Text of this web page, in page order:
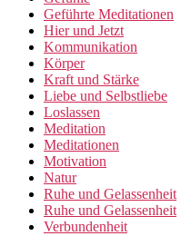
Geführte Meditationen
Hier und Jetzt
Kommunikation
Körper
Kraft und Stärke
Liebe und Selbstliebe
Loslassen
Meditation
Meditationen
Motivation
Natur
Ruhe und Gelassenheit
Ruhe und Gelassenheit
Verbundenheit